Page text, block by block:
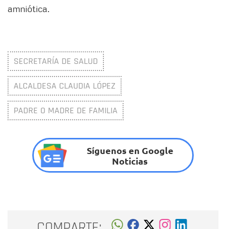
amniótica.
SECRETARÍA DE SALUD
ALCALDESA CLAUDIA LÓPEZ
PADRE O MADRE DE FAMILIA
Síguenos en Google
Noticias